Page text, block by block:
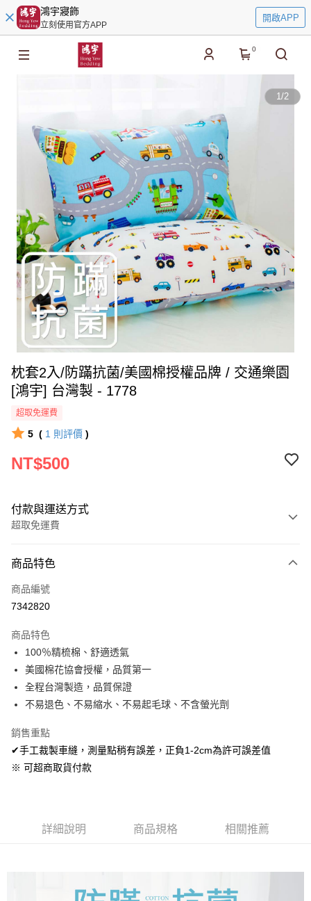
鴻宇寢飾
立刻使用官方APP
開啟APP
0
1/2
枕套2入/防蹣抗菌/美國棉授權品牌 / 交通樂園
[鴻宇] 台灣製 - 1778
超取免運費
5 ( 1 則評價 )
NT$500
付款與運送方式
超取免運費
信用卡一次付款
超商取貨付款
Apple Pay
悠遊付
Google Pay
AFTEE先享後付
相關說明
AFTEE先享後付是「在收到商品之後才付款」的支付方式。 讓您購物簡單
３．安心：先確認商品／服務後，再付款。
３．收到繳費通知簡訊後14天內，點擊此簡訊中的連結，可透過四大超商／
ATM付款
全家取貨付款
商品特色
商品編號
7342820
商品特色
100％精梳棉、舒適透氣
美國棉花協會授權，品質第一
全程台灣製造，品質保證
不易退色、不易縮水、不易起毛球、不含螢光劑
銷售重點
✔手工裁製車縫，測量點稍有誤差，正負1-2cm為許可誤差值
※ 可超商取貨付款
詳細說明 商品規格 相關推薦